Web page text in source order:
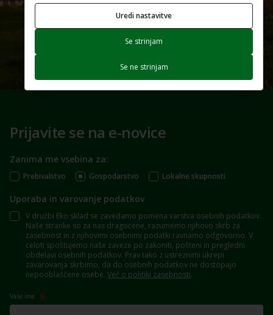
Prijavite se na e-novice
Zanima me vsebina za:
Prebivalstvo Gospodarstvo Lokalne skupnosti
Uporaba in varovanje podatkov
V družbi Eko sklad se zavedamo pomena varstva osebnih podatkov.
Naše stranke so za nas dragocene, razumemo njihovo skrb za
zasebnost in z njihovimi osebnimi podatki ravnamo odgovorno. V
celoti spoštujemo naše zaveze po zakoniti, pošteni in pregledni
obdelavi osebnih podatkov. Prav tako z ustreznimi ukrepi
zavarovanja skrbimo, da do osebnih podatkov ne dostopajo
nepooblaščene osebe. Več o politiki zasebnosti.
Vaše ime
Uredi nastavitve
Se strinjam
Se ne strinjam